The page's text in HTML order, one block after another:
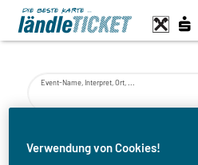
Event-Name, Interpret, Ort, ...
Verwendung von Cookies!